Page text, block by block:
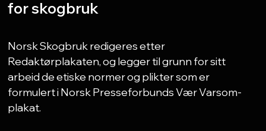
for skogbruk
Norsk Skogbruk redigeres etter
Redaktørplakaten, og legger til grunn for sitt
arbeid de etiske normer og plikter som er
formulert i Norsk Presseforbunds Vær Varsom-
plakat.